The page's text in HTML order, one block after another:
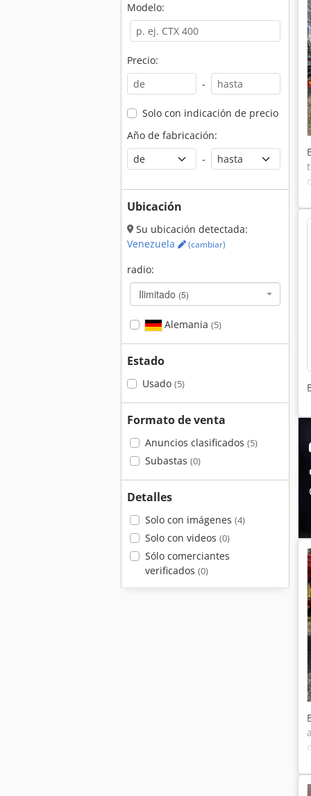
Modelo:
Precio:
-
Solo con indicación de precio
Año de fabricación:
-
Ubicación
Su ubicación detectada:
Venezuela
(cambiar)
radio:
Ilimitado (5)
Alemania (5)
Estado
Usado (5)
Formato de venta
Anuncios clasificados (5)
Subastas (0)
Detalles
Solo con imágenes (4)
Solo con videos (0)
Sólo comerciantes
verificados (0)